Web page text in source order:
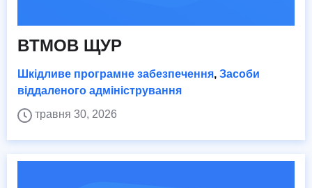
BTMOB ЩУР
Шкідливе програмне забезпечення, Засоби
віддаленого адміністрування
травня 30, 2026